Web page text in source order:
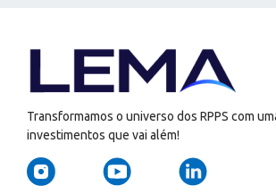
Transformamos o universo dos RPPS com
investimentos que vai além!